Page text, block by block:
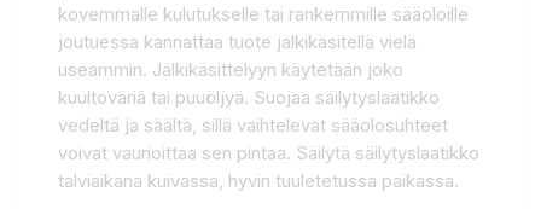
kovemmalle kulutukselle tai rankemmille sääoloille
joutuessa kannattaa tuote jälkikäsitellä vielä
useammin. Jälkikäsittelyyn käytetään joko
kuultoväriä tai puuöljyä. Suojaa säilytyslaatikko
vedeltä ja säältä, sillä vaihtelevat sääolosuhteet
voivat vaurioittaa sen pintaa. Säilytä säilytyslaatikko
talviaikana kuivassa, hyvin tuuletetussa paikassa.